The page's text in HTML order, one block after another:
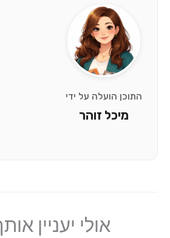
התוכן הועלה על ידי
מיכל זוהר
אולי יעניין